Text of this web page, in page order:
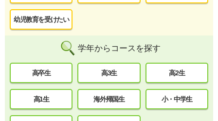
幼児教育を受けたい
学年からコースを探す
高卒生 高3生 高2生
高1生 海外帰国生 小・中学生